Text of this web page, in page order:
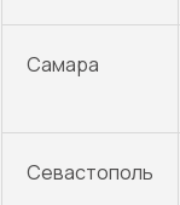
Самара
Севастополь